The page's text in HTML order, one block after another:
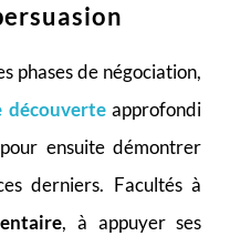
phases de négociation,
découverteapprofondi
ensuite démontrer
derniers. Facultés à
, à appuyer ses